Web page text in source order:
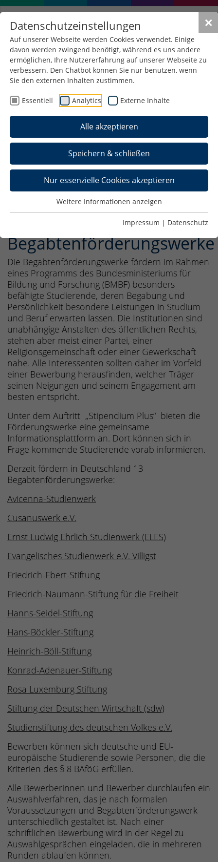
✕
Datenschutzeinstellungen
Auf unserer Webseite werden Cookies verwendet. Einige
davon werden zwingend benötigt, während es uns andere
ermöglichen, Ihre Nutzererfahrung auf unserer Webseite zu
verbessern. Den Chatbot können Sie nur benutzen, wenn
Sie den externen Inhalten zustimmen.
Essentiell Analytics Externe Inhalte
Alle akzeptieren
Speichern & schließen
Nur essenzielle Cookies akzeptieren
Weitere Informationen anzeigen
Impressum | Datenschutz
Begabtenförderungswerke
Die Begabtenförderungswerke fördern im Rahmen
eines Programms des Bundesministeriums für
Bildung und Forschung (BMBF) besonders
befähigte Studierende, deren Begabung und
Persönlichkeit besondere Leistungen in Studium
und Beruf erwarten lassen. Die Institutionen sind
unabhängige Anstalten des öffentlichen Rechts,
stehen aber meist einer Partei, einer
Religionsgemeinschaft oder einer Gewerkschaft
nahe. Alle Interessenten sollten daher im Vorfeld
einer Bewerbung herausfinden, welcher Träger
seinen Neigungen und seinem Engagement am
besten entspricht.
Unter dem Auftritt „Stipendium Plus“ bieten die
Förderungswerke eine gemeinsame
Informationsplattform an. Dort können sich in
Frage kommende Studierende vorab informieren.
Derzeit fördern in Deutschland 13
Begabtenförderungswerke:
Avicenna-Studienwerk
Cusanuswerk e.V.
Ernst Ludwig Ehrlich Studienwerk (ELES)
Evangelisches Studienwerk e.V. Villigst
Friedrich-Ebert-Stiftung
Friedrich-Naumann-Stiftung für die Freiheit
Hanns-Seidel-Stiftung
Hans-Böckler-Stiftung
Heinrich-Böll-Stiftung
Konrad-Adenauer-Stiftung
Rosa Luxemburg Stiftung
Stiftung der Deutschen Wirtschaft (sdw)
Studienstiftung des deutschen Volkes e.V.
Bewerben können sich deutsche und EU-
europäische Studierende sowie Personen, die die
Kriterien des § 8 BAföG erfüllen.
Alle Bewerberinnen und Bewerber durchlaufen ein
Auswahlverfahren, das je nach formalen
Voraussetzungen und Begabtenförderungswerk
unterschiedlich gestaltet ist. Nach einer
schriftlichen Bewerbung wird in der Regel zu
Auswahlgesprächen eingeladen, die in mehreren
Runden ablaufen können.